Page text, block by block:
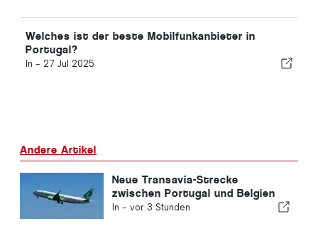
Welches ist der beste Mobilfunkanbieter in
Portugal?
In - 27 Jul 2025
Andere Artikel
Neue Transavia-Strecke
zwischen Portugal und Belgien
In - vor 3 Stunden